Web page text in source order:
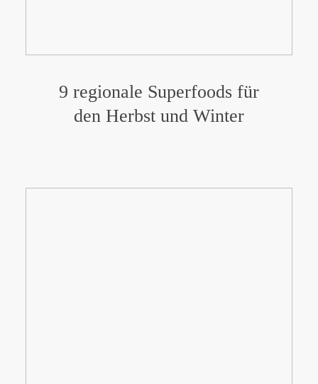
9 regionale Superfoods für
den Herbst und Winter